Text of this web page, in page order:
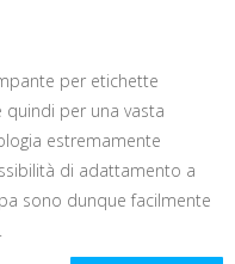
per etichette
quindi per una vasta
estremamente
di adattamento a
sono dunque facilmente